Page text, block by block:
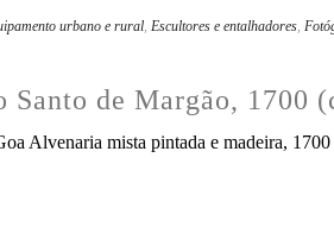
urbano e rural, Escultores e entalhadores,
de Margão, 1700
Alvenaria mista pintada e madeira,